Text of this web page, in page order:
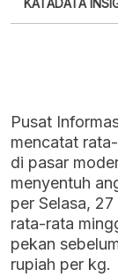
punya akun?
KATADATA
Pusat
mencatat
di pasar
menyentuh
per Selasa,
rata-rata
pekan
rupiah per kg.